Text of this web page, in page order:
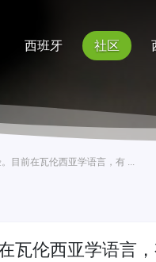
西班牙 社区
目前在瓦伦西亚学语言，有 ...
瓦伦西亚学语言